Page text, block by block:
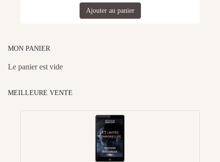
Ajouter au panier
MON PANIER
Le panier est vide
MEILLEURE VENTE